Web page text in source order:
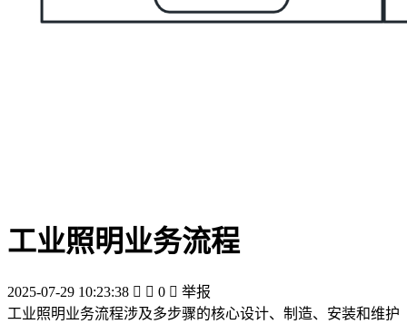
工业照明业务流程
2025-07-29 10:23:38   0  举报
工业照明业务流程涉及多步骤的核心设计、制造、安装和维护